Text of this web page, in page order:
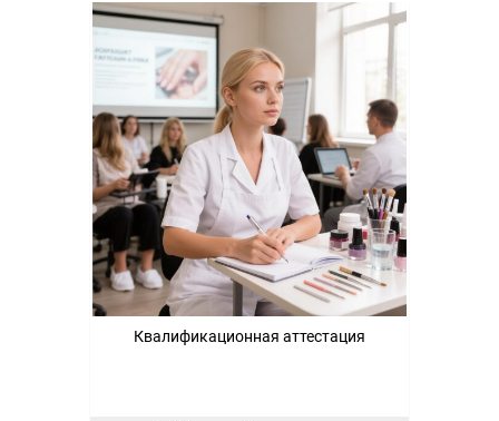
Квалификационная аттестация